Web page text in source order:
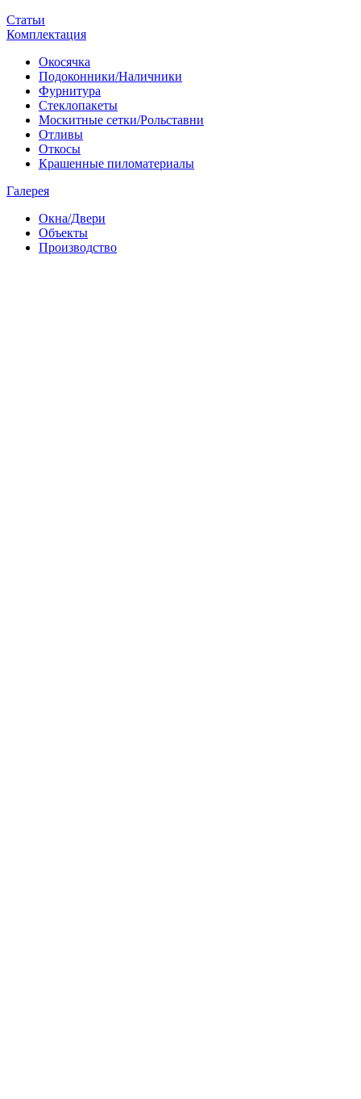
Статьи
Комплектация
Окосячка
Подоконники/Наличники
Фурнитура
Стеклопакеты
Москитные сетки/Рольставни
Отливы
Откосы
Крашенные пиломатериалы
Галерея
Окна/Двери
Объекты
Производство